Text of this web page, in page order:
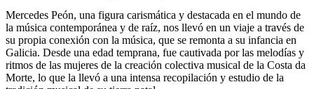
Mercedes Peón, una figura carismática y destacada en el mundo de
la música contemporánea y de raíz, nos llevó en un viaje a través de
su propia conexión con la música, que se remonta a su infancia en
Galicia. Desde una edad temprana, fue cautivada por las melodías y
ritmos de las mujeres de la creación colectiva musical de la Costa da
Morte, lo que la llevó a una intensa recopilación y estudio de la